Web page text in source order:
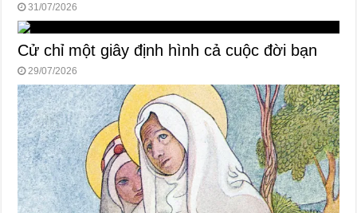
31/07/2026
Cử chỉ một giây định hình cả cuộc đời bạn
29/07/2026